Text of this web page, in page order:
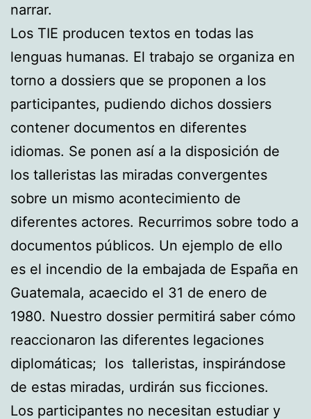
narrar.
Los TIE producen textos en todas las
lenguas humanas. El trabajo se organiza en
torno a dossiers que se proponen a los
participantes, pudiendo dichos dossiers
contener documentos en diferentes
idiomas. Se ponen así a la disposición de
los talleristas las miradas convergentes
sobre un mismo acontecimiento de
diferentes actores. Recurrimos sobre todo a
documentos públicos. Un ejemplo de ello
es el incendio de la embajada de España en
Guatemala, acaecido el 31 de enero de
1980. Nuestro dossier permitirá saber cómo
reaccionaron las diferentes legaciones
diplomáticas; los talleristas, inspirándose
de estas miradas, urdirán sus ficciones.
Los participantes no necesitan estudiar y